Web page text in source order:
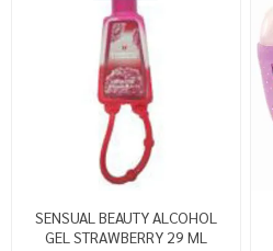
SENSUAL BEAUTY ALCOHOL
GEL STRAWBERRY 29 ML